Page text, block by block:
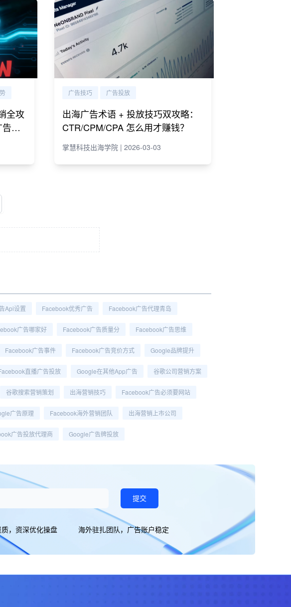
全攻
营
广告技巧 广告投放
出海广告术语 + 投放技巧双攻略：
CTR/CPM/CPA 怎么用才赚钱？
掌慧科技出海学院 | 2026-03-03
api设置 Facebook优秀广告 Facebook广告代理青岛
广告哪家好 Facebook广告质量分 Facebook广告思维
Facebook广告事件 Facebook广告竞价方式 Google品牌提升
直播广告投放 Google在其他app广告 谷歌公司营销方案
谷歌搜索营销策划 出海营销技巧 Facebook广告必须要网站
广告原理 Facebook海外营销团队 出海营销上市公司
广告投放代理商 Google广告牌投放
提交
，资深优化操盘 海外驻扎团队，广告账户稳定